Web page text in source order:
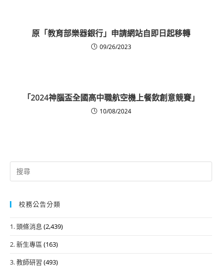
原「教育部樂器銀行」申請網站自即日起移轉
09/26/2023
「2024神腦盃全國高中職航空機上餐飲創意競賽」
10/08/2024
Search
for:
校務公告分類
1. 頭條消息 (2,439)
2. 新生專區 (163)
3. 教師研習 (493)